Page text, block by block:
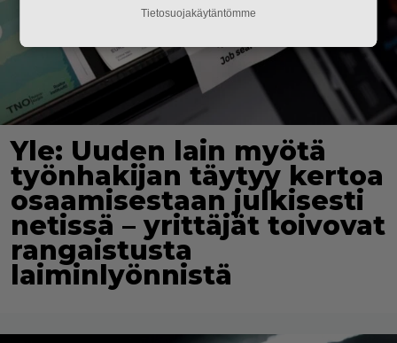
Yle: Uuden lain myötä
työnhakijan täytyy kertoa
osaamisestaan julkisesti
netissä – yrittäjät toivovat
rangaistusta
laiminlyönnistä
Tietosuojakäytäntömme